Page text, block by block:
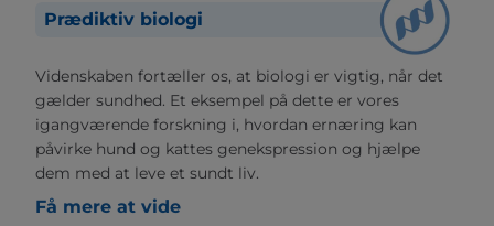
Prædiktiv biologi
Videnskaben fortæller os, at biologi er vigtig, når det
gælder sundhed. Et eksempel på dette er vores
igangværende forskning i, hvordan ernæring kan
påvirke hund og kattes genekspression og hjælpe
dem med at leve et sundt liv.
Få mere at vide